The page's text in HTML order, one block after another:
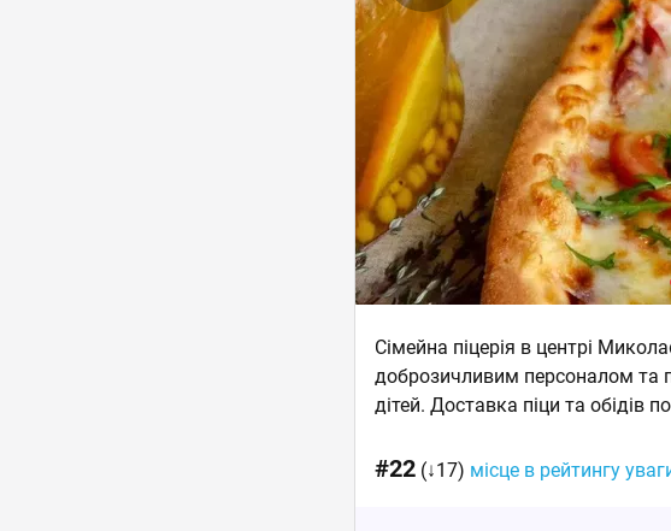
Сімейна піцерія в центрі
доброзичливим персоналом та
дітей. Доставка піци та обідів
#22 (↓17) місце в рейтингу